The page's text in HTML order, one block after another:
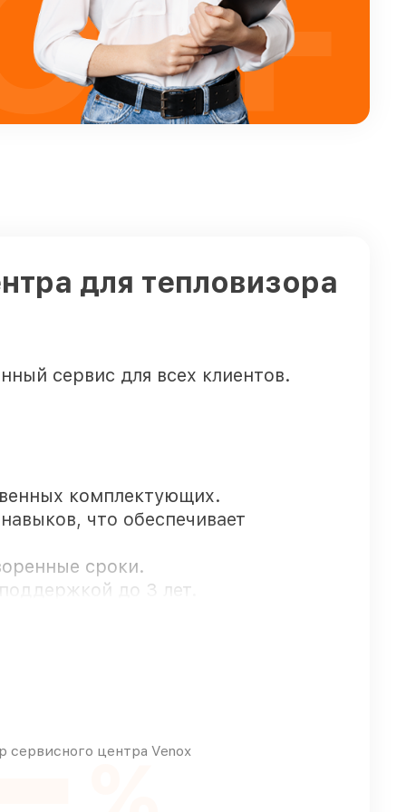
для тепловизора
сервис для всех клиентов.
комплектующих.
что обеспечивает
сроки.
до 3 лет.
сервисного центра Venox